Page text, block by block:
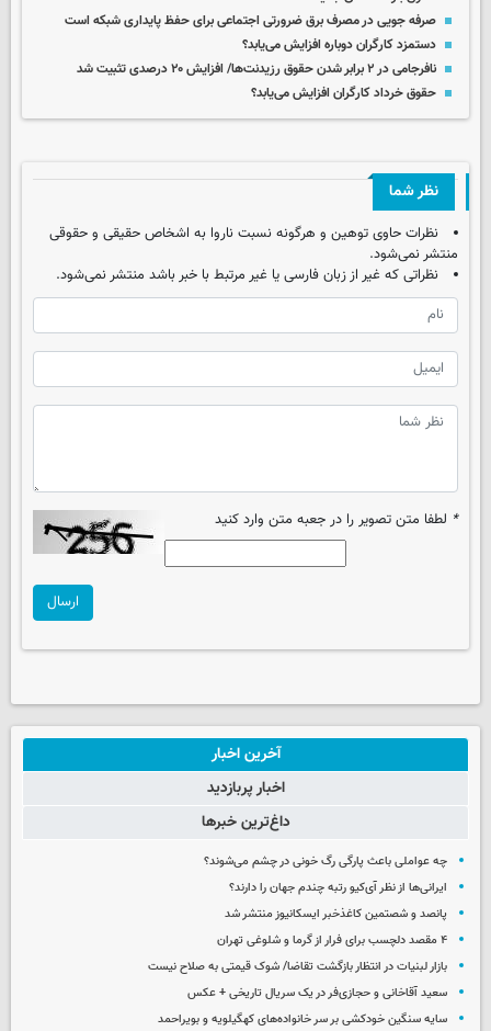
صرفه جویی در مصرف برق ضرورتی اجتماعی برای حفظ پایداری شبکه است
دستمزد کارگران دوباره افزایش می‌یابد؟
نافرجامی در ۲ برابر شدن حقوق رزیدنت‌ها/ افزایش ۲۰ درصدی تثبیت شد
حقوق خرداد کارگران افزایش می‌یابد؟
نظر شما
نظرات حاوی توهین و هرگونه نسبت ناروا به اشخاص حقیقی و حقوقی
منتشر نمی‌شود.
نظراتی که غیر از زبان فارسی یا غیر مرتبط با خبر باشد منتشر نمی‌شود.
* لطفا متن تصویر را در جعبه متن وارد کنید
ارسال
آخرین اخبار
اخبار پربازدید
داغ‌ترین خبرها
چه عواملی باعث پارگی رگ خونی در چشم می‌شوند؟
ایرانی‌ها از نظر آی‌کیو رتبه چندم جهان را دارند؟
پانصد و شصتمین کاغذخبر ایسکانیوز منتشر شد
۴ مقصد دلچسب برای فرار از گرما و شلوغی تهران
بازار لبنیات در انتظار بازگشت تقاضا/ شوک قیمتی به صلاح نیست
سعید آقاخانی و حجازی‌فر در یک سریال تاریخی + عکس
سایه سنگین خودکشی بر سر خانواده‌های کهگیلویه و بویراحمد